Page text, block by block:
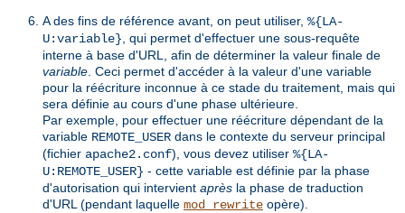
A des fins de référence avant, on peut utiliser, %{LA-
U:variable} , qui permet d'effectuer une sous-requête
interne à base d'URL, afin de déterminer la valeur finale de
variable . Ceci permet d'accéder à la valeur d'une variable
pour la réécriture inconnue à ce stade du traitement, mais qui
sera définie au cours d'une phase ultérieure.
Par exemple, pour effectuer une réécriture dépendant de la
variable REMOTE_USER dans le contexte du serveur principal
(fichier apache2.conf), vous devez utiliser %{LA-
U:REMOTE_USER} - cette variable est définie par la phase
d'autorisation qui intervient après la phase de traduction
d'URL (pendant laquelle mod_rewrite opère).